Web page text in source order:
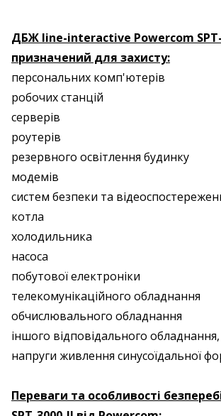
ДБЖ line-interactive Powercom SPT-
призначений для захисту:
персональних комп'ютерів
робочих станцій
серверів
роутерів
резервного освітлення будинку
модемів
систем безпеки та
котла
холодильника
насоса
побутової електроніки
телекомунікаційного обладнання
обчислювального обладнання
іншого відповідального
напруги живлення синусоїдальної
Переваги та особливості